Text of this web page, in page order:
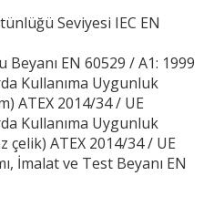
Seviyesi IEC EN
Beyanı EN 60529 / A1: 1999
Kullanıma Uygunluk
ATEX 2014/34 / UE
Kullanıma Uygunluk
çelik) ATEX 2014/34 / UE
İmalat ve Test Beyanı EN